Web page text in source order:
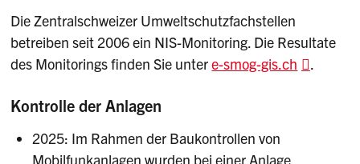
Die Zentralschweizer Umweltschutzfachstellen
betreiben seit 2006 ein NIS-Monitoring. Die Resultate
des Monitorings finden Sie untere-smog-gis.ch .
Kontrolle der Anlagen
2025: Im Rahmen der Baukontrollen von
Mobilfunkanlagen wurden bei einer Anlage